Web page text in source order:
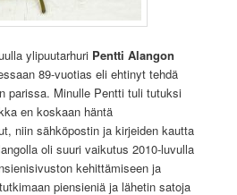
ylipuutarhuri Pentti Alangon
89-vuotias eli ehtinyt tehdä
parissa. Minulle Pentti tuli tutuksi
en koskaan häntä
niin sähköpostin ja kirjeiden kautta
oli suuri vaikutus 2010-luvulla
kehittämiseen ja
piensieniä ja lähetin satoja